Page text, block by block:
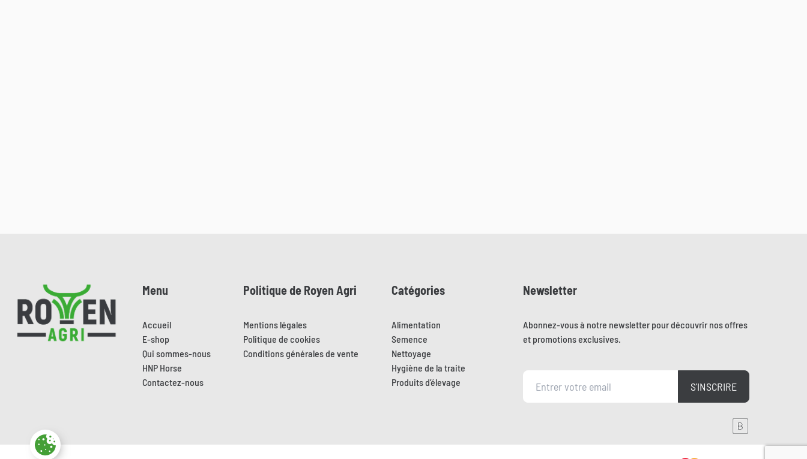
Pied de page Menu
Accueil
E-shop
Qui sommes-nous
HNP Horse
Contactez-nous
Politique de Royen Agri
Mentions légales
Politique de cookies
Conditions générales de vente
Catégories
Alimentation
Semence
Nettoyage
Hygiène de la traite
Produits d’élevage
Newsletter
Abonnez-vous à notre newsletter pour découvrir nos offres
et promotions exclusives.
S'INSCRIRE
Paramètres des cookies